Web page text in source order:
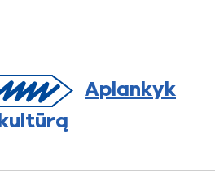
Aplankyk
kultūrą